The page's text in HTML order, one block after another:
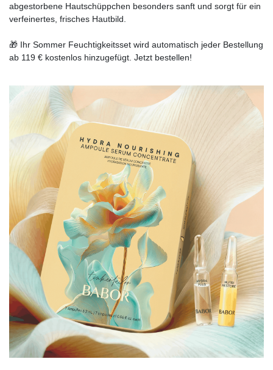
abgestorbene Hautschüppchen besonders sanft und sorgt für ein
verfeinertes, frisches Hautbild.
🎁 Ihr Sommer Feuchtigkeitsset wird automatisch jeder Bestellung
ab 119 € kostenlos hinzugefügt. Jetzt bestellen!